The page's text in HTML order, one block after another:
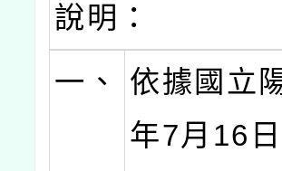
說明：
一、
依據國立
年7月16